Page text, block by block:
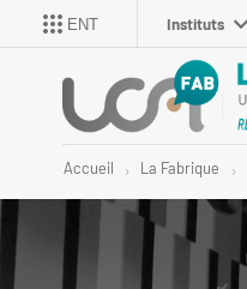
ENT Instituts
Accueil La Fabrique